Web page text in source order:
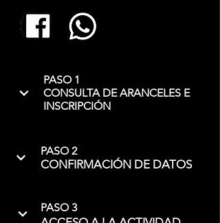
PASO 1
CONSULTA DE ARANCELES E
INSCRIPCIÓN
PASO 2
CONFIRMACIÓN DE DATOS
PASO 3